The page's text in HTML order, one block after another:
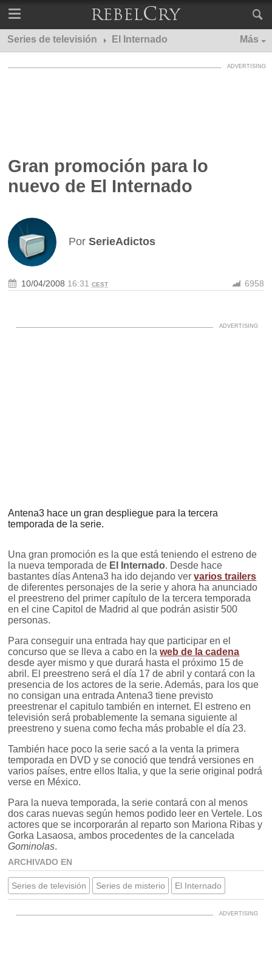
Series de televisión El Internado Más
Gran promoción para lo
nuevo de El Internado
PorSerieAdictos
10/04/2008 16:31CEST 6958
Antena3 hace un gran despliegue para la tercera
temporada de la serie.
Una gran promoción es la que está teniendo el estreno de
la nueva temporada de El Internado. Desde hace
bastantes días Antena3 ha ido dejando vervarios trailers
de diferentes personajes de la serie y ahora ha anunciado
el preestreno del primer capítulo de la tercera temporada
en el cine Capitol de Madrid al que podrán asistir 500
personas.
Para conseguir una entrada hay que participar en el
concurso que se lleva a cabo en laweb de la cadena
desde ayer mismo y que durará hasta el próximo 15 de
abril. El preestreno será el día 17 de abril y contará con la
presencia de los actores de la serie. Además, para los que
no consigan una entrada Antena3 tiene previsto
preestrenar el capitulo también en internet. El estreno en
televisión será probablemente la semana siguiente al
preestreno y suena como fecha más probable el día 23.
También hace poco la serie sacó a la venta la primera
temporada en DVD y se conoció que tendrá versiones en
varios países, entre ellos Italia, y que la serie original podrá
verse en México.
Para la nueva temporada, la serie contará con al menos
dos caras nuevas según hemos podido leer en Vertele. Los
actores que se incorporarán al reparto son Mariona Ribas y
Gorka Lasaosa, ambos procedentes de la cancelada
Gominolas.
ARCHIVADO EN
Series de televisión Series de misterio El Internado